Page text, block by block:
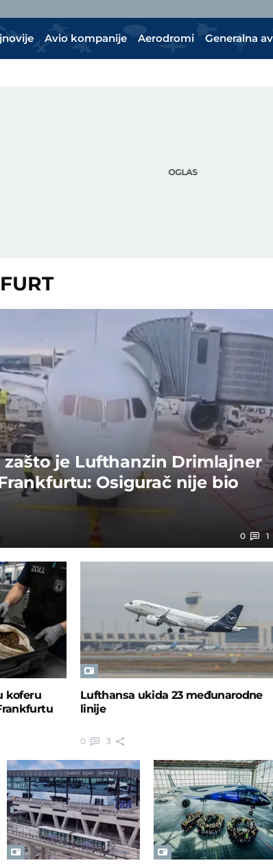
Avio kompanije Aerodromi Generalna
je Lufthanzin Drimlajner
Osigurač nije bio
0 1
koferu
Lufthansa ukida 23 međunarodne
linije
0 3